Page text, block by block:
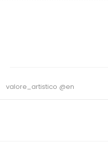
valore_artistico @en